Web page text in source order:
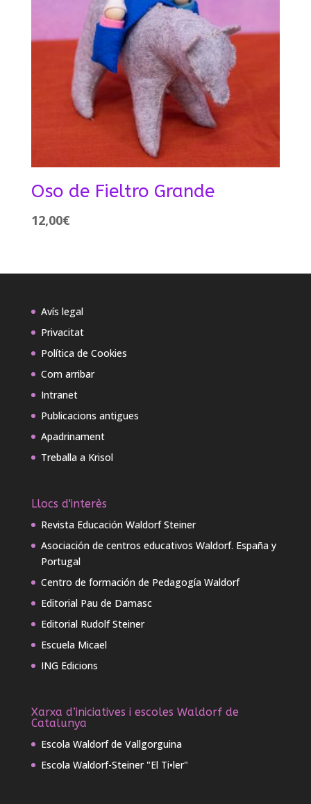
Oso de Fieltro Grande
12,00€
Avís legal
Privacitat
Política de Cookies
Com arribar
Intranet
Publicacions antigues
Apadrinament
Treballa a Krisol
Llocs d'interès
Revista Educación Waldorf Steiner
Asociación de centros educativos Waldorf. España y
Portugal
Centro de formación de Pedagogía Waldorf
Editorial Pau de Damasc
Editorial Rudolf Steiner
Escuela Micael
ING Edicions
Xarxa d’iniciatives i escoles Waldorf de
Catalunya
Escola Waldorf de Vallgorguina
Escola Waldorf-Steiner "El Ti•ler"